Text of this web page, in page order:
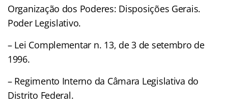
Organização dos Poderes: Disposições Gerais.
Poder Legislativo.
– Lei Complementar n. 13, de 3 de setembro de
1996.
– Regimento Interno da Câmara Legislativa do
Distrito Federal.